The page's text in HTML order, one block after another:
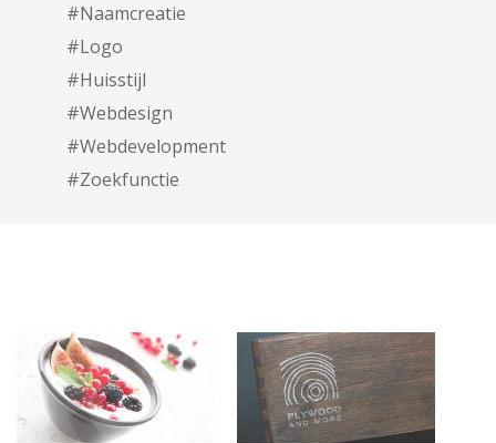
#Naamcreatie
#Logo
#Huisstijl
#Webdesign
#Webdevelopment
#Zoekfunctie